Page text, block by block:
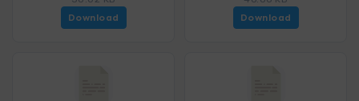
Download
Download